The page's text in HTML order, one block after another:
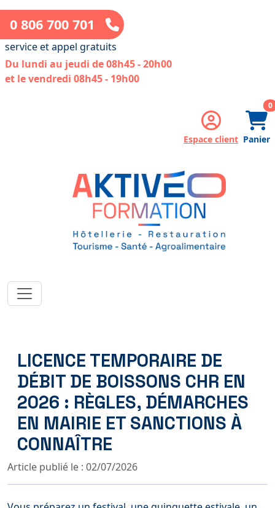
0 806 700 701
service et appel gratuits
Du lundi au jeudi de 08h45 - 20h00
et le vendredi 08h45 - 19h00
Espace client Panier
0
LICENCE TEMPORAIRE DE
DÉBIT DE BOISSONS CHR EN
2026 : RÈGLES, DÉMARCHES
EN MAIRIE ET SANCTIONS À
CONNAÎTRE
Article publié le : 02/07/2026